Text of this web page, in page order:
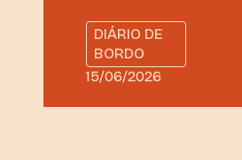
DIÁRIO DE
BORDO
15/06/2026